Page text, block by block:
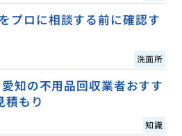
プロに相談する前に確認す
洗面所
知の不用品回収業者おすす
積もり
知識